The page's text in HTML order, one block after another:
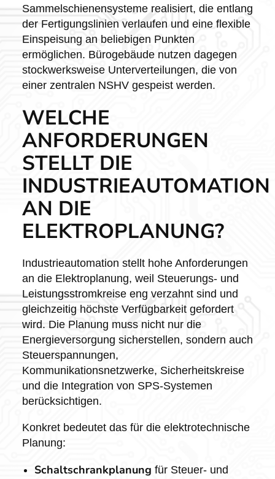
Sammelschienensysteme realisiert, die entlang
der Fertigungslinien verlaufen und eine flexible
Einspeisung an beliebigen Punkten
ermöglichen. Bürogebäude nutzen dagegen
stockwerksweise Unterverteilungen, die von
einer zentralen NSHV gespeist werden.
WELCHE
ANFORDERUNGEN
STELLT DIE
INDUSTRIEAUTOMATION
AN DIE
ELEKTROPLANUNG?
Industrieautomation stellt hohe Anforderungen
an die Elektroplanung, weil Steuerungs- und
Leistungsstromkreise eng verzahnt sind und
gleichzeitig höchste Verfügbarkeit gefordert
wird. Die Planung muss nicht nur die
Energieversorgung sicherstellen, sondern auch
Steuerspannungen,
Kommunikationsnetzwerke, Sicherheitskreise
und die Integration von SPS-Systemen
berücksichtigen.
Konkret bedeutet das für die elektrotechnische
Planung:
Schaltschrankplanung für Steuer- und